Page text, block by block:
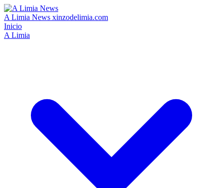
A Limia News xinzodelimia.com
Inicio
A Limia